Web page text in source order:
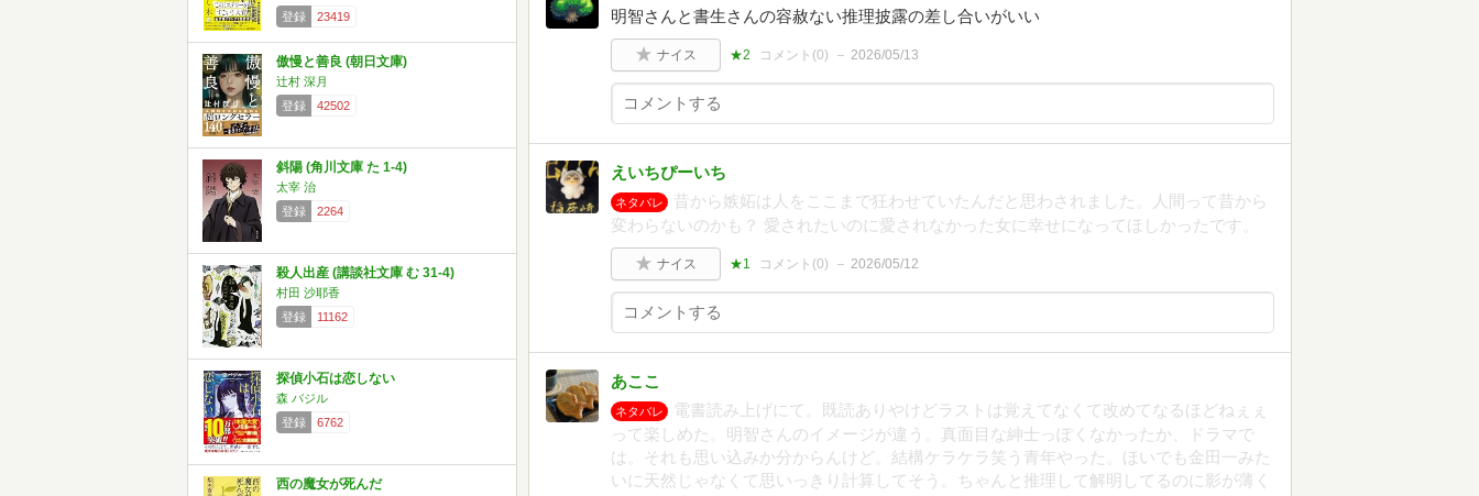
登録
23419
傲慢と善良 (朝日文庫)
辻村 深月
登録
42502
斜陽 (角川文庫 た 1-4)
太宰 治
登録
2264
殺人出産 (講談社文庫 む 31-4)
村田 沙耶香
登録
11162
探偵小石は恋しない
森 バジル
登録
6762
西の魔女が死んだ
明智さんと書生さんの容赦ない推理披露の差し合いがいい
ナイス ★2 コメント(0) 2026/05/13
えいちぴーいち
ネタバレ
昔から嫉妬は人をここまで狂わせていたんだと思わされました。人間って昔から
変わらないのかも？ 愛されたいのに愛されなかった女に幸せになってほしかったです。
ナイス ★1 コメント(0) 2026/05/12
あここ
ネタバレ
電書読み上げにて。既読ありやけどラストは覚えてなくて改めてなるほどねぇぇ
って楽しめた。明智さんのイメージが違う。真面目な紳士っぽくなかったか、ドラマで
は。それも思い込みか分からんけど。結構ケラケラ笑う青年やった。ほいでも金田一みた
いに天然じゃなくて思いっきり計算してそう。ちゃんと推理して解明してるのに影が薄く